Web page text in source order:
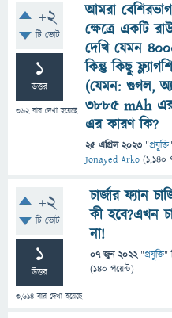
+2
টি ভোট
1
উত্তর
362বার দেখা হয়েছে
আমরা
ক্ষেত্রে একটি
দেখি যেমন
কিন্তু কিছু
(যেমন: গুগল,
৩৮৮৫ mAh
এর কারণ কি?
25 এপ্রিল 2023 "প্রযুক্তি
Jonayed Arko (1,140
+2
টি ভোট
1
উত্তর
3,614 বার দেখা হয়েছে
চার্জার ফ্যান
কী হবে?এখন
না!
07 জুন 2022 "প্রযুক্তি"
(140 পয়েন্ট)